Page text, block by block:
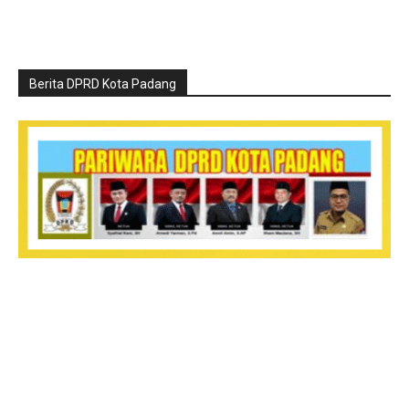
Berita DPRD Kota Padang